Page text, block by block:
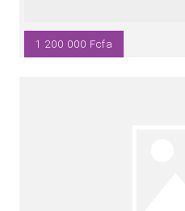
1 200 000 Fcfa